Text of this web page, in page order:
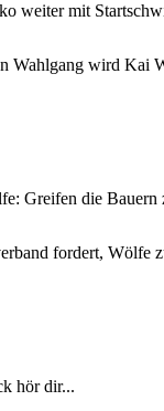
weiter mit
Wahlgang wird Kai
Greifen die Bauern
fordert, Wölfe
hör dir...